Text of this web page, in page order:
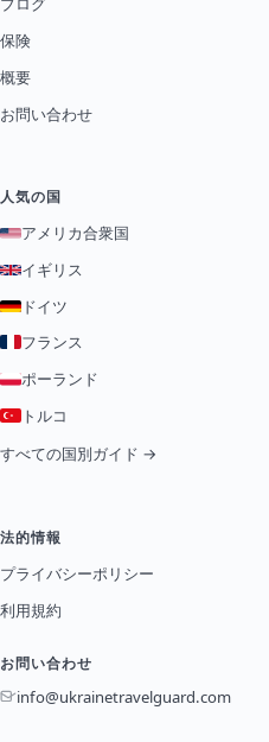
保険
概要
お問い合わせ
人気の国
アメリカ合衆国
イギリス
ドイツ
フランス
ポーランド
トルコ
すべての国別ガイド →
法的情報
プライバシーポリシー
利用規約
お問い合わせ
info@ukrainetravelguard.com